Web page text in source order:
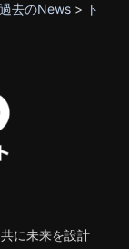
過去のNews> ト
に未来を設計